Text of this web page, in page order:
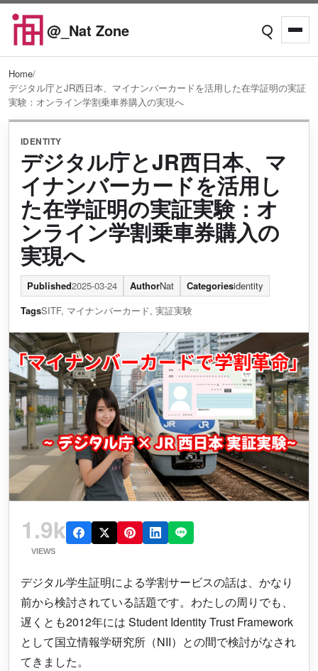
Skip to content
@_Nat Zone Open search
Home/
デジタル庁とJR西日本、マイナンバーカードを活用した在学証明の実証
実験：オンライン学割乗車券購入の実現へ
IDENTITY
デジタル庁とJR西日本、マ
イナンバーカードを活用し
た在学証明の実証実験：オ
ンライン学割乗車券購入の
実現へ
Published2025-03-24 AuthorNat Categoriesidentity
TagsSITF, マイナンバーカード, 実証実験
1.9k
VIEWS
デジタル学生証明による学割サービスの話は、かなり
前から検討されている話題です。わたしの周りでも、
遅くとも2012年には Student Identity Trust Framework
として国立情報学研究所（NII）との間で検討がなされ
てきました。